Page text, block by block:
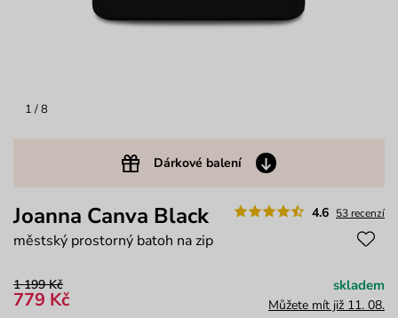
1 / 8
Dárkové balení
4.6 53 recenzí
Joanna Canva Black
městský prostorný batoh na zip
1 199 Kč
779 Kč
skladem
Můžete mít již 11. 08.